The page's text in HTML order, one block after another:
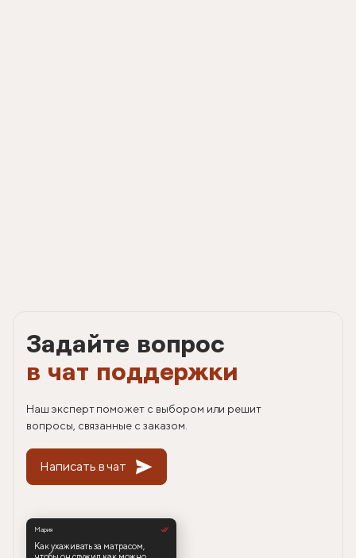
Задайте вопрос
в чат поддержки
Наш эксперт поможет с выбором или решит
вопросы, связанные с заказом.
Написать в чат
Мария
Как ухаживать за матрасом,